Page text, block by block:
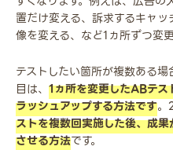
置だけ変える、訴求するキャ
像を変える、など1ヵ所ずつ変
テストしたい箇所が複数ある
目は、 1ヵ所を変更したABテ
ラッシュアップする方法です。
ストを複数回実施した後、成
させる方法です。